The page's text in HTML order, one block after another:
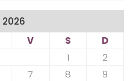
V S D
1
2
7 8
9